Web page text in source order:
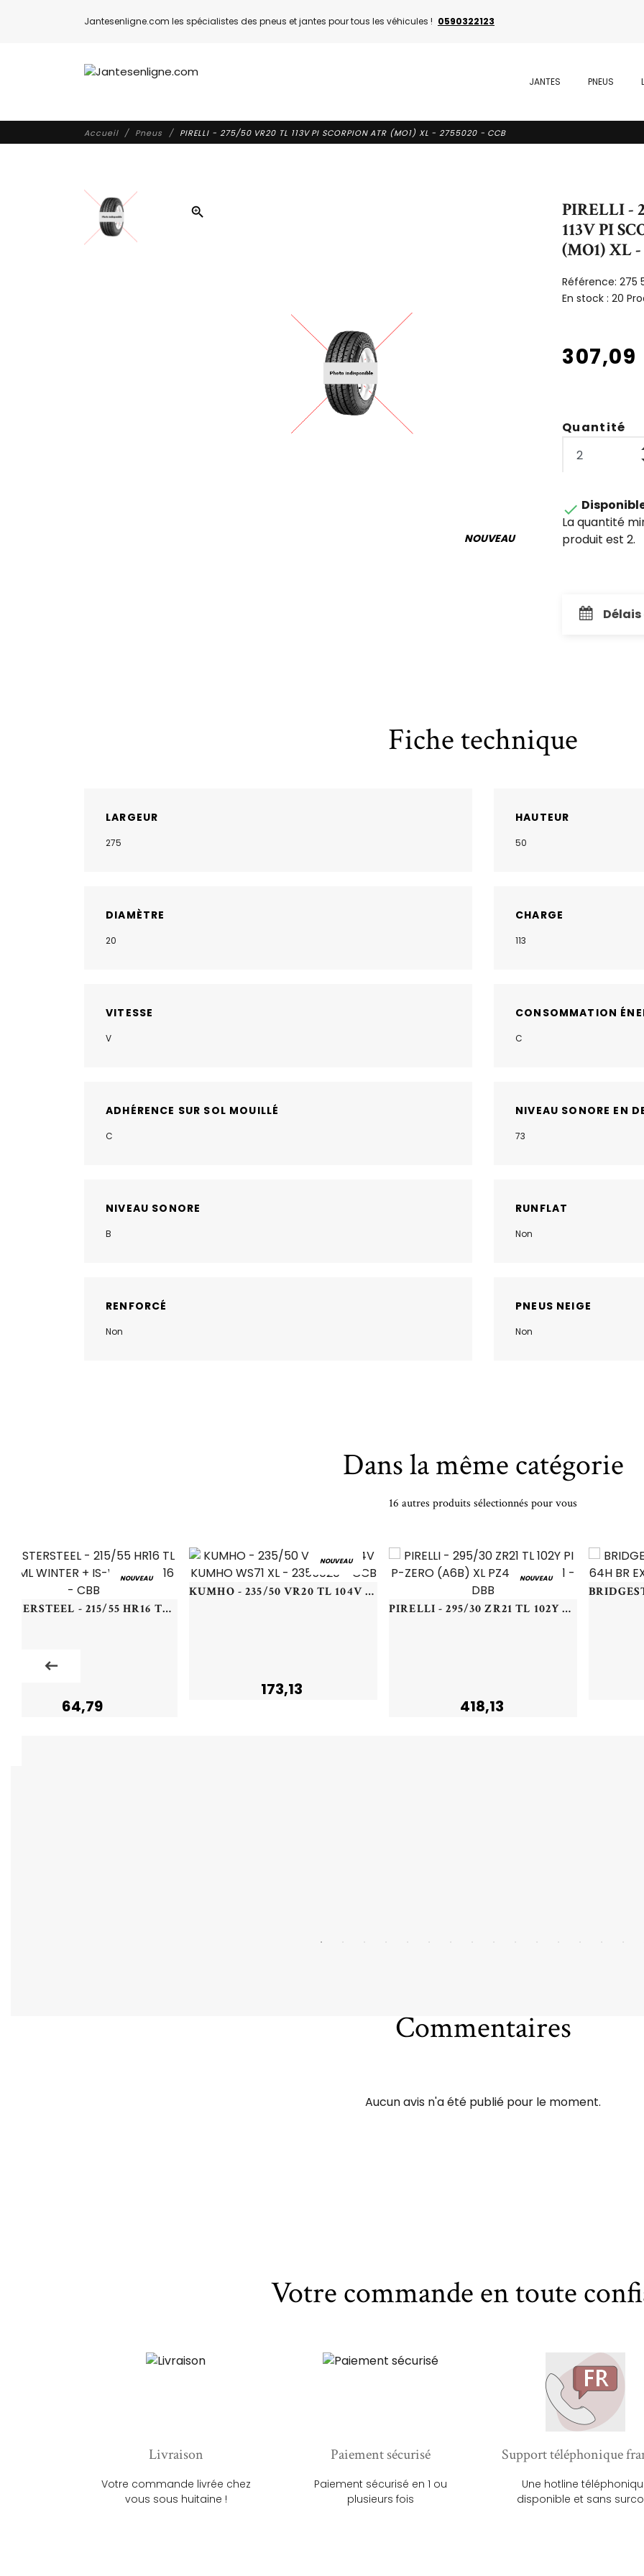
Jantesenligne.com les spécialistes des pneus et jantes pour tous les véhicules ! 0590322123
JANTES PNEUS
Accueil Pneus PIRELLI - 275/50 VR20 TL 113V PI SCORPION ATR (MO1) XL - 2755020 - CCB
zoom_in
NOUVEAU
PIRELLI -
113V PI
(MO1) XL -
Référence: 275
En stock : 20
307,09
Quantité

La quantité
produit est 2.
Fiche technique
LARGEUR
275
HAUTEUR
50
DIAMÈTRE
20
CHARGE
113
VITESSE
V
CONSOMMATION
C
ADHÉRENCE SUR SOL MOUILLÉ
C
NIVEAU SONORE EN
73
NIVEAU SONORE
B
RUNFLAT
Non
RENFORCÉ
Non
PNEUS NEIGE
Non
Dans la même catégorie
16 autres produits sélectionnés pour vous
NOUVEAU
MASTERSTEEL - 215/55 HR16 TL 97H ML WINTER + IS-W - 2155516 - CBB
64,79
NOUVEAU
KUMHO - 235/50 VR20 TL 104V KUMHO WS71 XL - 2355020 - CCB
173,13
NOUVEAU
PIRELLI - 295/30 ZR21 TL 102Y PI P-ZERO (A6B) XL PZ4 - 2953021 - DBB
418,13
Commentaires
Aucun avis n'a été publié pour le moment.
Votre commande en toute
Livraison
Votre commande livrée chez
vous sous huitaine !
Paiement sécurisé
Paiement sécurisé en 1 ou
plusieurs fois
Support téléphonique
Une hotline
disponible et sans